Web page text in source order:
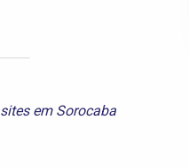
sites em Sorocaba